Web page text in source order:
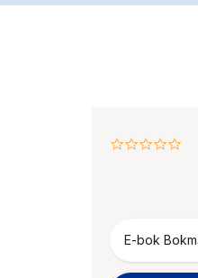
0.0
E-bok